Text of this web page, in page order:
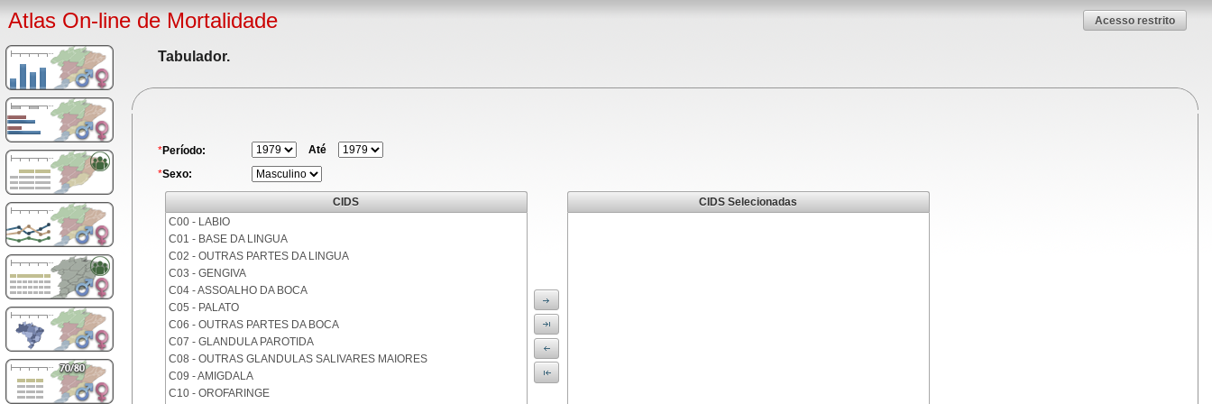
Atlas On-line de Mortalidade Acesso restrito
Tabulador.
*Período:
Até
*Sexo:
CIDS
C00 - LABIO
C01 - BASE DA LINGUA
C02 - OUTRAS PARTES DA LINGUA
C03 - GENGIVA
C04 - ASSOALHO DA BOCA
C05 - PALATO
C06 - OUTRAS PARTES DA BOCA
C07 - GLANDULA PAROTIDA
C08 - OUTRAS GLANDULAS SALIVARES MAIORES
C09 - AMIGDALA
C10 - OROFARINGE
CIDS Selecionadas